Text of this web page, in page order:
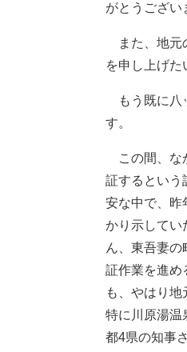
がとうござい
また、地元
を申し上げた
もう既に八
す。
この間、な
証するという
安な中で、昨
かり示してい
ん、東吾妻
証作業を進め
も、やはり
特に川原湯温
都4県の知事